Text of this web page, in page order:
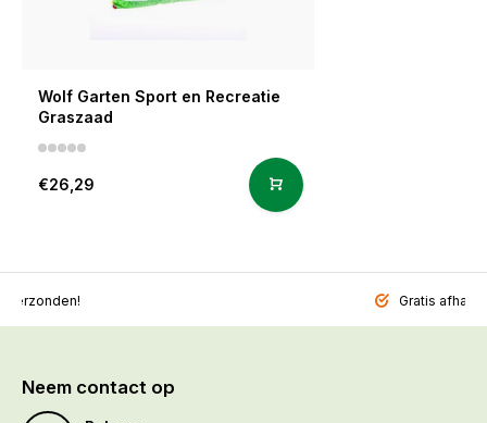
Wolf Garten Sport en Recreatie
Graszaad
€26,29
verzonden! Gratis
Neem contact op